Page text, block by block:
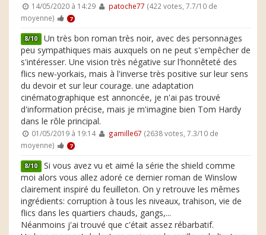
14/05/2020 à 14:29 patoche77 (422 votes, 7.7/10 de
moyenne)
7
8/10 Un très bon roman très noir, avec des personnages
peu sympathiques mais auxquels on ne peut s'empêcher de
s'intéresser. Une vision très négative sur l'honnêteté des
flics new-yorkais, mais à l'inverse très positive sur leur sens
du devoir et sur leur courage. une adaptation
cinématographique est annoncée, je n'ai pas trouvé
d'information précise, mais je m'imagine bien Tom Hardy
dans le rôle principal.
01/05/2019 à 19:14 gamille67 (2638 votes, 7.3/10 de
moyenne)
7
8/10 Si vous avez vu et aimé la série the shield comme
moi alors vous allez adoré ce dernier roman de Winslow
clairement inspiré du feuilleton. On y retrouve les mêmes
ingrédients: corruption à tous les niveaux, trahison, vie de
flics dans les quartiers chauds, gangs,...
Néanmoins j'ai trouvé que c'était assez rébarbatif.